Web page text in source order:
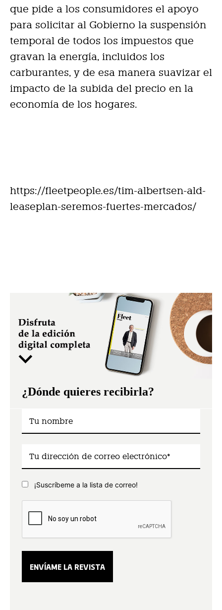
que pide a los consumidores el apoyo
para solicitar al Gobierno la suspensión
temporal de todos los impuestos que
gravan la energía, incluidos los
carburantes, y de esa manera suavizar el
impacto de la subida del precio en la
economía de los hogares.
https://fleetpeople.es/tim-albertsen-ald-
leaseplan-seremos-fuertes-mercados/
¿Dónde quieres recibirla?
¡Suscríbeme a la lista de correo!